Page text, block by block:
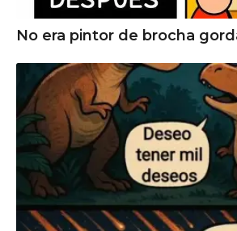
No era pintor de brocha